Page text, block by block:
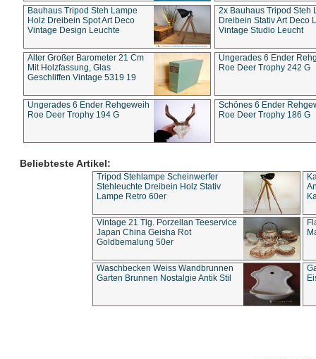
Bauhaus Tripod Steh Lampe
Holz Dreibein Spot Art Deco
Vintage Design Leuchte
2x Bauhaus Tripod Steh
Dreibein Stativ Art Deco
Vintage Studio Leucht
Alter Großer Barometer 21 Cm
Mit Holzfassung, Glas
Geschliffen Vintage 5319 19
Ungerades 6 Ender
Roe Deer Trophy 242 G
Ungerades 6 Ender Rehgeweih
Roe Deer Trophy 194 G
Schönes 6 Ender
Roe Deer Trophy 186 G
Beliebteste Artikel:
Tripod Stehlampe Scheinwerfer
Stehleuchte Dreibein Holz Stativ
Lampe Retro 60er
Vintage 21 Tlg. Porzellan Teeservice
Japan China Geisha Rot
Goldbemalung 50er
Waschbecken Weiss Wandbrunnen
Garten Brunnen Nostalgie Antik Stil